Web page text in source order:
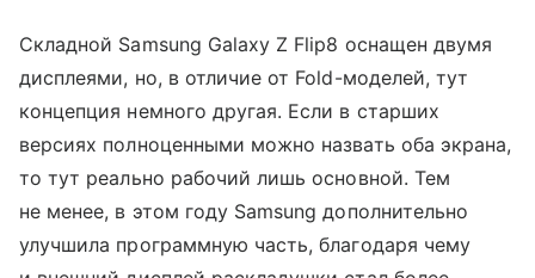
Складной Samsung Galaxy Z Flip8 оснащен двумя
дисплеями, но, в отличие от Fold-моделей, тут
концепция немного другая. Если в старших
версиях полноценными можно назвать оба экрана,
то тут реально рабочий лишь основной. Тем
не менее, в этом году Samsung дополнительно
улучшила программную часть, благодаря чему